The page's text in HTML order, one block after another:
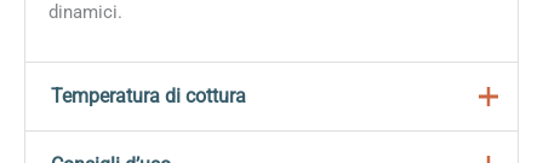
dinamici.
Temperatura di cottura